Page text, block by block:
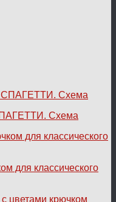
Схема
для классического